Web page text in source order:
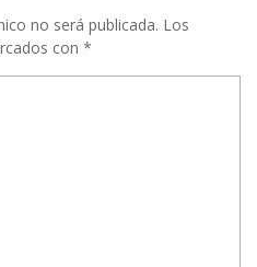
no será publicada. Los
con *